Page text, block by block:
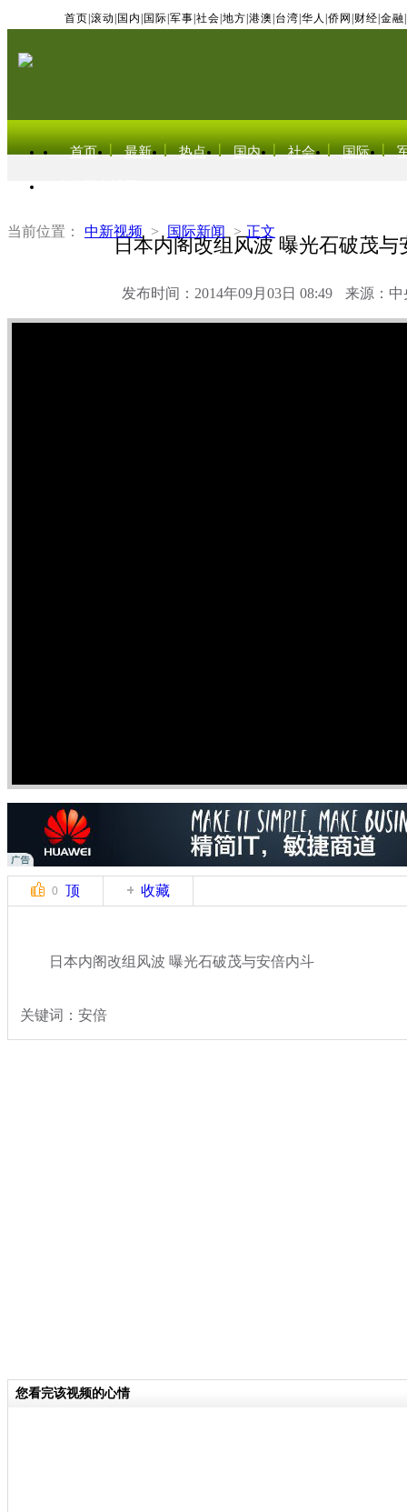
首页 滚动 国内 国际 军事 社会 地方 港澳 台湾 华人 侨网 财经 金融
首页 最新 热点 国内 社会 国际
当前位置： 中新视频 > 国际新闻 > 正文
日本内阁改组风波 曝光石破茂与
发布时间：2014年09月03日 08:49 来源：中
0 顶 收藏
日本内阁改组风波 曝光石破茂与安倍内斗
关键词：安倍
您看完该视频的心情